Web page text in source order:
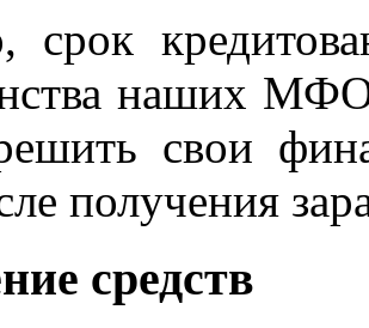
срок
наших
свои
получения
средств